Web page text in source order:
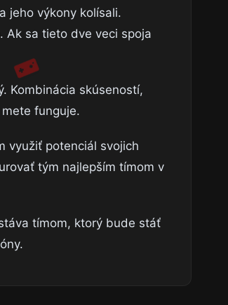
jeho výkony kolísali.
Ak sa tieto dve veci spoja
Kombinácia skúseností,
funguje.
využiť potenciál svojich
tým najlepším tímom v
tímom, ktorý bude stáť